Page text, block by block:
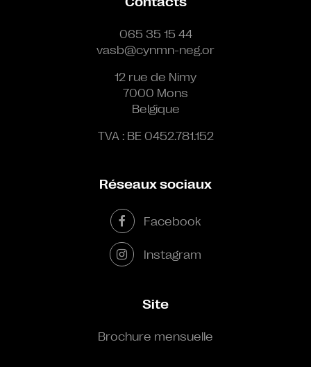
065 35 15 44
vasb@cynmn-neg.or
12 rue de Nimy
7000 Mons
Belgique
TVA : BE 0452.781.152
Réseaux sociaux
Facebook
Instagram
Site
Brochure mensuelle